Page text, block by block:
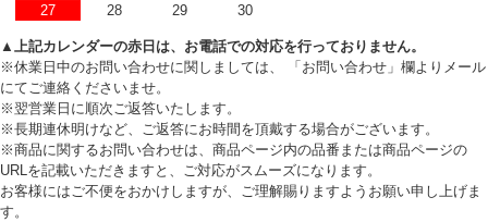
27
28 29 30
▲上記カレンダーの赤日は、お電話での対応を行っておりません。
※休業日中のお問い合わせに関しましては、 「お問い合わせ」欄よりメール
にてご連絡くださいませ。
※翌営業日に順次ご返答いたします。
※長期連休明けなど、ご返答にお時間を頂戴する場合がございます。
※商品に関するお問い合わせは、商品ページ内の品番または商品ページの
URLを記載いただきますと、ご対応がスムーズになります。
お客様にはご不便をおかけしますが、ご理解賜りますようお願い申し上げま
す。